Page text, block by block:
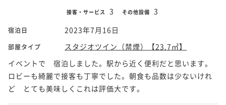
接客・サービス 3 その他設備 3
宿泊日 2023年7月16日
部屋タイプ
スタジオツイン（禁煙）【23.7㎡】
イベントで 宿泊しました。駅から近く便利だと思います。
ロビーも綺麗で接客も丁寧でした。朝食も品数は少ないけれ
ど とても美味しくこれは評価大です。